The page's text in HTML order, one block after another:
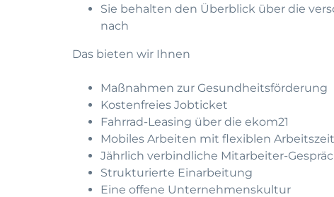
Sie behalten den Überblick über die
nach
Das bieten wir Ihnen
Maßnahmen zur Gesundheitsförderung
Kostenfreies Jobticket
Fahrrad-Leasing über die ekom21
Mobiles Arbeiten mit flexiblen
Jährlich verbindliche Mitarbeiter-
Strukturierte Einarbeitung
Eine offene Unternehmenskultur